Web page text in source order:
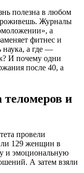
полезна в любом
Журналы
а
фитнес и
наука, а где —
И почему одни
после 40, а
теломеров и
провели
129 женщин в
и эмоциональную
А затем взяли